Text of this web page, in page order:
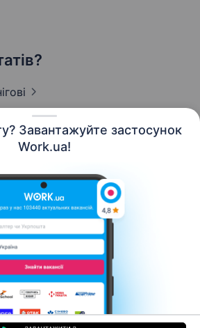
Завантажуйте застосунок
Work.ua!
Про нас
Кар’єра
Допомога Умови використання